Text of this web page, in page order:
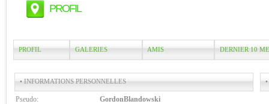
PROFIL
PROFIL GALERIES AMIS DERNIER 10
• INFORMATIONS PERSONNELLES
Pseudo:
GordonBlandowski
•